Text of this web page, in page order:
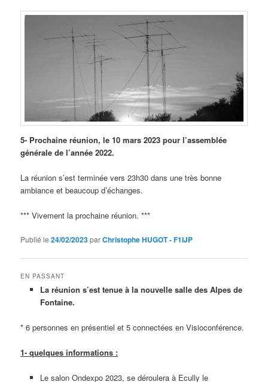
5- Prochaine réunion, le 10 mars 2023 pour l’assemblée
générale de l’année 2022.
La réunion s’est terminée vers 23h30 dans une très bonne
ambiance et beaucoup d’échanges.
*** Vivement la prochaine réunion. ***
Publié le24/02/2023parChristophe HUGOT - F1IJP
EN PASSANT
La réunion s’est tenue à la nouvelle salle des Alpes de
Fontaine.
* 6 personnes en présentiel et 5 connectées en Visioconférence.
1- quelques informations :
Le salon Ondexpo 2023, se déroulera à Ecully le